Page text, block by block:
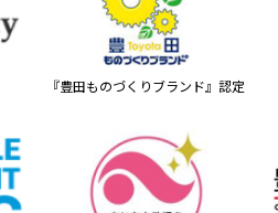
『豊田ものづくりブランド』認定